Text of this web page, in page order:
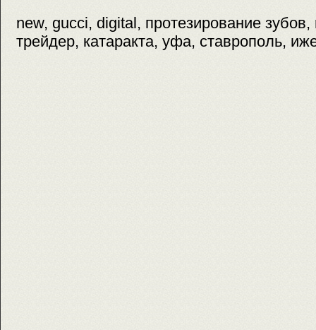
new, gucci, digital, протезирование
трейдер, катаракта, уфа, ставрополь,